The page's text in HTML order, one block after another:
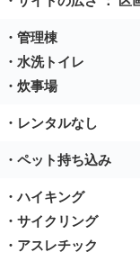
・管理棟
・水洗トイレ
・炊事場
・レンタルなし
・ペット持ち込み
・ハイキング
・サイクリング
・アスレチック